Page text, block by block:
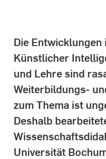
Die Entwicklungen
Künstlicher
und Lehre sind
Weiterbildungs-
zum Thema ist
Deshalb
Universität